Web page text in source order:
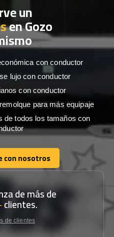
un
en Gozo
con conductor
lujo con conductor
con conductor
para más equipaje
de todos los tamaños con
con nosotros
con nosotros
de más de
clientes.
de clientes